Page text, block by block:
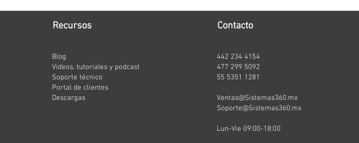
Recursos
Blog
Videos, tutoriales y podcast
Soporte técnico
Portal de clientes
Descargas
Contacto
442 234 4154
477 299 5092
55 5351 1281
Ventas@Sistemas360.mx
Soporte@Sistemas360.mx
Lun-Vie 09:00-18:00